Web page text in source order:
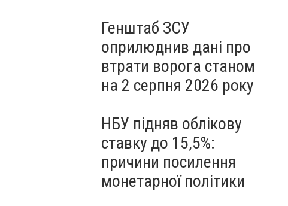
Генштаб ЗСУ
оприлюднив дані про
втрати ворога станом
на 2 серпня 2026 року
НБУ підняв облікову
ставку до 15,5%:
причини посилення
монетарної політики